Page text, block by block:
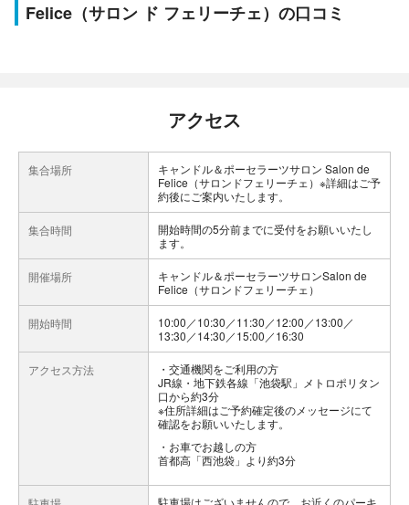
Felice（サロン ド フェリーチェ）の口コミ
アクセス
集合場所
キャンドル＆ポーセラーツサロン Salon de
Felice（サロンドフェリーチェ）※詳細はご予
約後にご案内いたします。
集合時間
開始時間の5分前までに受付をお願いいたし
ます。
開催場所
キャンドル＆ポーセラーツサロンSalon de
Felice（サロンドフェリーチェ）
開始時間
10:00／10:30／11:30／12:00／13:00／
13:30／14:30／15:00／16:30
アクセス方法
交通機関をご利用の方
JR線・地下鉄各線「池袋駅」メトロポリタン
口から約3分
※住所詳細はご予約確定後のメッセージにて
確認をお願いいたします。
お車でお越しの方
首都高「西池袋」より約3分
駐車場はございませんので、お近くのパーキ